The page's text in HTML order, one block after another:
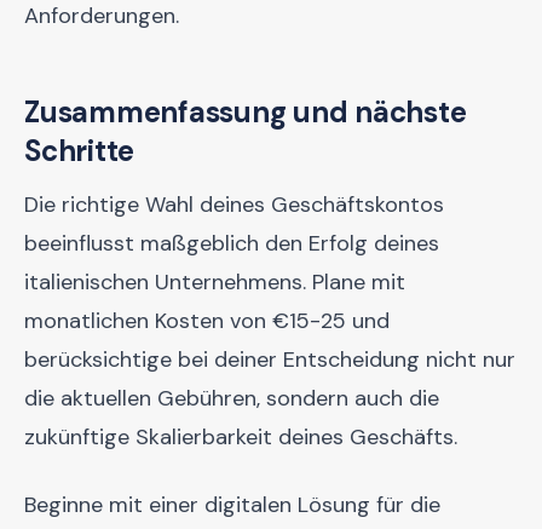
Anforderungen.
Zusammenfassung und nächste
Schritte
Die richtige Wahl deines Geschäftskontos
beeinflusst maßgeblich den Erfolg deines
italienischen Unternehmens. Plane mit
monatlichen Kosten von €15-25 und
berücksichtige bei deiner Entscheidung nicht nur
die aktuellen Gebühren, sondern auch die
zukünftige Skalierbarkeit deines Geschäfts.
Beginne mit einer digitalen Lösung für die